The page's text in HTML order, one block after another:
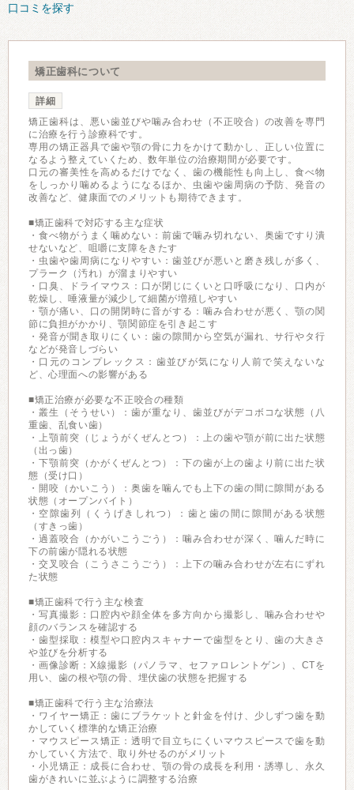
口コミを探す
矯正歯科について
詳細
矯正歯科は、悪い歯並びや噛み合わせ（不正咬合）の改善を専門
に治療を行う診療科です。
専用の矯正器具で歯や顎の骨に力をかけて動かし、正しい位置に
なるよう整えていくため、数年単位の治療期間が必要です。
口元の審美性を高めるだけでなく、歯の機能性も向上し、食べ物
をしっかり噛めるようになるほか、虫歯や歯周病の予防、発音の
改善など、健康面でのメリットも期待できます。
■矯正歯科で対応する主な症状
・食べ物がうまく噛めない：前歯で噛み切れない、奥歯ですり潰
せないなど、咀嚼に支障をきたす
・虫歯や歯周病になりやすい：歯並びが悪いと磨き残しが多く、
プラーク（汚れ）が溜まりやすい
・口臭、ドライマウス：口が閉じにくいと口呼吸になり、口内が
乾燥し、唾液量が減少して細菌が増殖しやすい
・顎が痛い、口の開閉時に音がする：噛み合わせが悪く、顎の関
節に負担がかかり、顎関節症を引き起こす
・発音が聞き取りにくい：歯の隙間から空気が漏れ、サ行やタ行
などが発音しづらい
・口元のコンプレックス：歯並びが気になり人前で笑えないな
ど、心理面への影響がある
■矯正治療が必要な不正咬合の種類
・叢生（そうせい）：歯が重なり、歯並びがデコボコな状態（八
重歯、乱食い歯）
・上顎前突（じょうがくぜんとつ）：上の歯や顎が前に出た状態
（出っ歯）
・下顎前突（かがくぜんとつ）：下の歯が上の歯より前に出た状
態（受け口）
・開咬（かいこう）：奥歯を噛んでも上下の歯の間に隙間がある
状態（オープンバイト）
・空隙歯列（くうげきしれつ）：歯と歯の間に隙間がある状態
（すきっ歯）
・過蓋咬合（かがいこうごう）：噛み合わせが深く、噛んだ時に
下の前歯が隠れる状態
・交叉咬合（こうさこうごう）：上下の噛み合わせが左右にずれ
た状態
■矯正歯科で行う主な検査
・写真撮影：口腔内や顔全体を多方向から撮影し、噛み合わせや
顔のバランスを確認する
・歯型採取：模型や口腔内スキャナーで歯型をとり、歯の大きさ
や並びを分析する
・画像診断：X線撮影（パノラマ、セファロレントゲン）、CTを
用い、歯の根や顎の骨、埋伏歯の状態を把握する
■矯正歯科で行う主な治療法
・ワイヤー矯正：歯にブラケットと針金を付け、少しずつ歯を動
かしていく標準的な矯正治療
・マウスピース矯正：透明で目立ちにくいマウスピースで歯を動
かしていく方法で、取り外せるのがメリット
・小児矯正：成長に合わせ、顎の骨の成長を利用・誘導し、永久
歯がきれいに並ぶように調整する治療